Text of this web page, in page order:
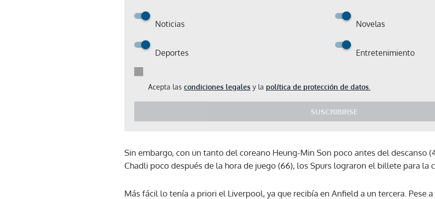
Noticias Novelas
Deportes Entretenimiento
Acepta las condiciones legales y la política de protección de datos.
SUSCRIBIRSE
Sin embargo, con un tanto del coreano Heung-Min Son poco antes del descanso
Chadli poco después de la hora de juego (66), los Spurs lograron el billete para la
Más fácil lo tenía a priori el Liverpool, ya que recibía en Anfield a un tercera. Pese